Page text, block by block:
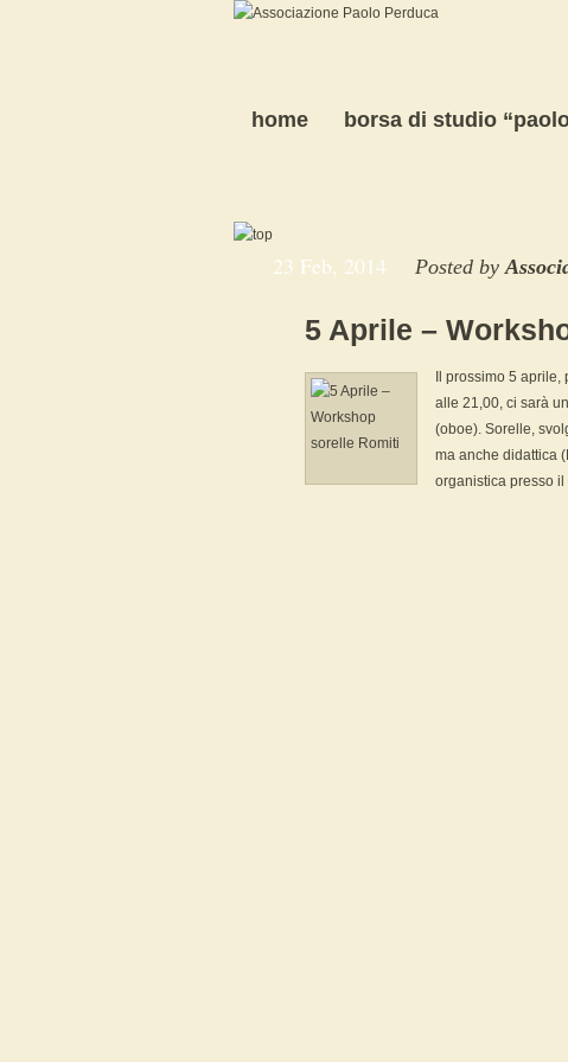
home borsa di studio
23 Feb, 2014 Posted by
5 Aprile –
Il prossimo 5
alle 21,00, ci sarà
(oboe). Sorelle,
ma anche didattica
organistica presso